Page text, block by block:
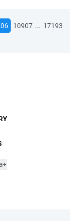
10907 ... 17193